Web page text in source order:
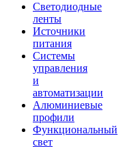
Светодиодные
ленты
Источники
питания
Системы
управления
и
автоматизации
Алюминиевые
профили
Функциональный
свет